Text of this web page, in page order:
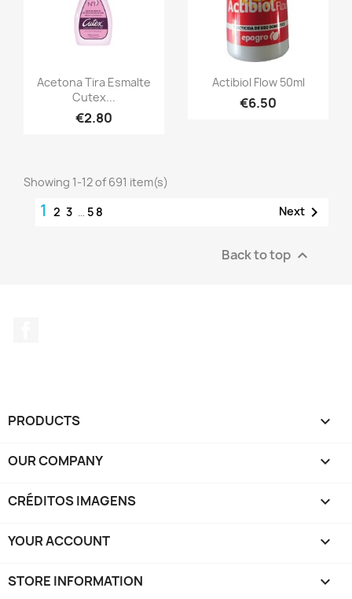
Acetona Tira Esmalte
Cutex...
€2.80
Actibiol Flow 50ml
€6.50
Showing 1-12 of 691 item(s)
1 2 3 … 58 Next 
Back to top 
PRODUCTS 
OUR COMPANY 
CRÉDITOS IMAGENS 
YOUR ACCOUNT 
STORE INFORMATION keyboard_arrow_down